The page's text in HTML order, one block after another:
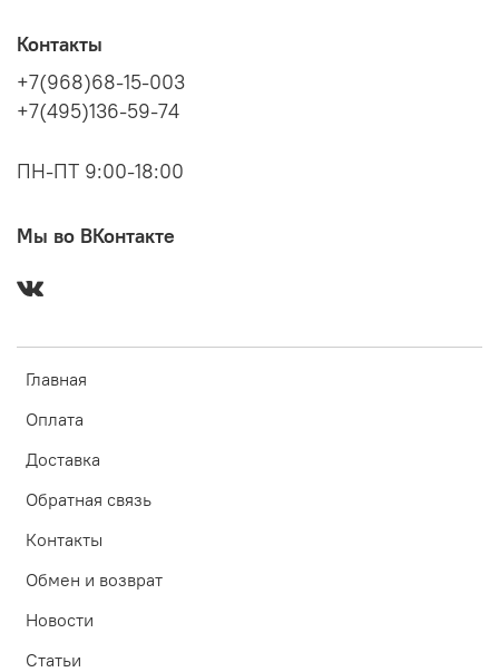
Главная
Оплата
Доставка
Обратная связь
Контакты
Обмен и возврат
Новости
Статьи
Контакты
+7(968)68-15-003
+7(495)136-59-74
ПН-ПТ 9:00-18:00
Мы во ВКонтакте